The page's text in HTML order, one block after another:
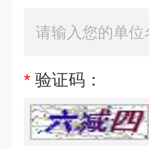
* 验证码：